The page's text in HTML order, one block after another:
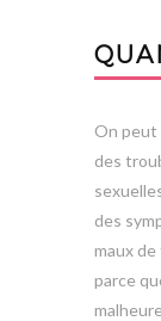
On peut
des
des
maux
parce